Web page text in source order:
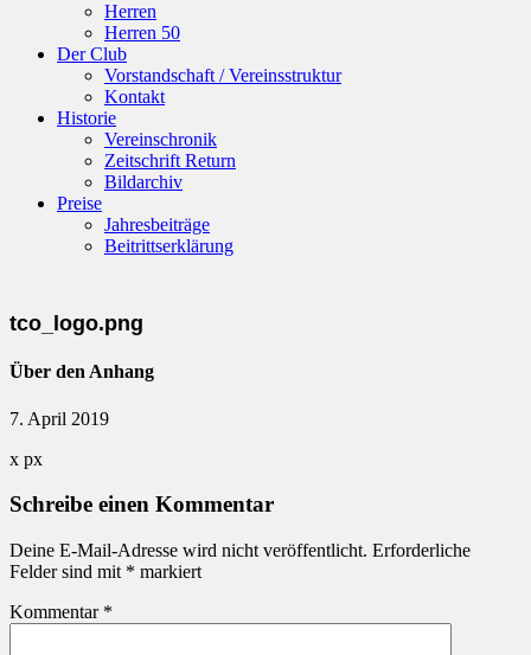
Herren
Herren 50
Der Club
Vorstandschaft / Vereinsstruktur
Kontakt
Historie
Vereinschronik
Zeitschrift Return
Bildarchiv
Preise
Jahresbeiträge
Beitrittserklärung
tco_logo.png
Über den Anhang
7. April 2019
x px
Schreibe einen Kommentar
Deine E-Mail-Adresse wird nicht veröffentlicht. Erforderliche
Felder sind mit * markiert
Kommentar *